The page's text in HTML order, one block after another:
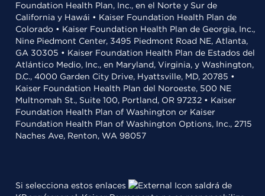
Foundation Health Plan, Inc., en el Norte y Sur de
California y Hawái • Kaiser Foundation Health Plan de
Colorado • Kaiser Foundation Health Plan de Georgia, Inc.,
Nine Piedmont Center, 3495 Piedmont Road NE, Atlanta,
GA 30305 • Kaiser Foundation Health Plan de Estados del
Atlántico Medio, Inc., en Maryland, Virginia, y Washington,
D.C., 4000 Garden City Drive, Hyattsville, MD, 20785 •
Kaiser Foundation Health Plan del Noroeste, 500 NE
Multnomah St., Suite 100, Portland, OR 97232 • Kaiser
Foundation Health Plan of Washington or Kaiser
Foundation Health Plan of Washington Options, Inc., 2715
Naches Ave, Renton, WA 98057
Si selecciona estos enlaces
saldrá de